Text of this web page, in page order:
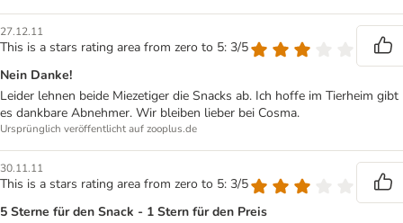
27.12.11
This is a stars rating area from zero to 5: 3/5
Nein Danke!
Leider lehnen beide Miezetiger die Snacks ab. Ich hoffe im Tierheim gibt
es dankbare Abnehmer. Wir bleiben lieber bei Cosma.
Ursprünglich veröffentlicht auf zooplus.de
30.11.11
This is a stars rating area from zero to 5: 3/5
5 Sterne für den Snack - 1 Stern für den Preis